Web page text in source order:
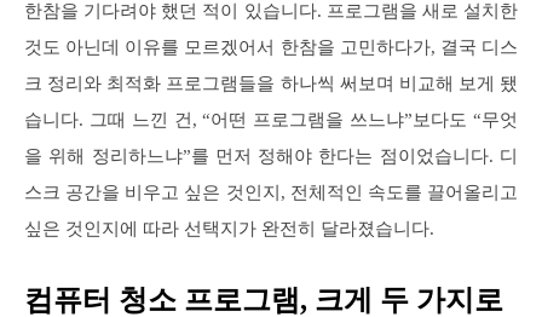
한참을 기다려야 했던 적이 있습니다. 프로그램을 새로 설치한
것도 아닌데 이유를 모르겠어서 한참을 고민하다가, 결국 디스
크 정리와 최적화 프로그램들을 하나씩 써보며 비교해 보게 됐
습니다. 그때 느낀 건, “어떤 프로그램을 쓰느냐”보다도 “무엇
을 위해 정리하느냐”를 먼저 정해야 한다는 점이었습니다. 디
스크 공간을 비우고 싶은 것인지, 전체적인 속도를 끌어올리고
싶은 것인지에 따라 선택지가 완전히 달라졌습니다.
컴퓨터 청소 프로그램, 크게 두 가지로